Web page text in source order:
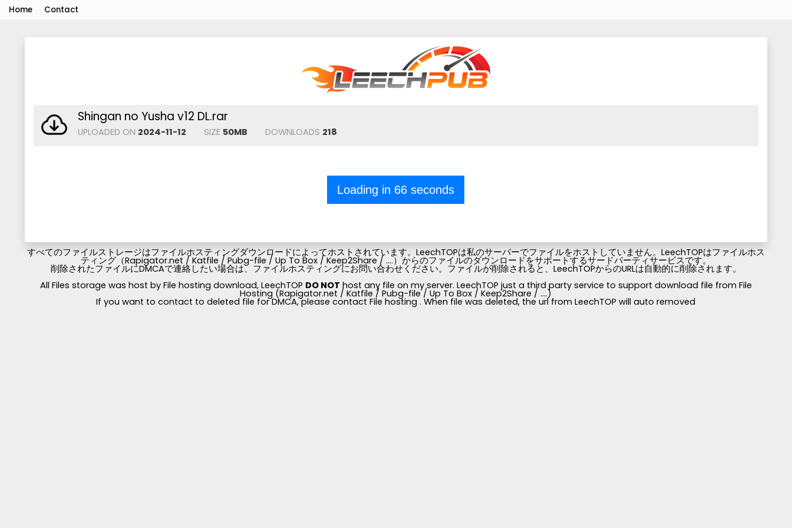
Home Contact
Shingan no Yusha v12 DL.rar
UPLOADED ON 2024-11-12 SIZE 50MB DOWNLOADS 218
Loading in 66 seconds
すべてのファイルストレージはファイルホスティングダウンロードによってホストされています。LeechTOPは私のサーバーでファイルをホストしていません。LeechTOPはファイルホス
ティング（Rapigator.net / Katfile / Pubg-file / Up To Box / Keep2Share / ....）からのファイルのダウンロードをサポートするサードパーティサービスです。
削除されたファイルにDMCAで連絡したい場合は、ファイルホスティングにお問い合わせください。ファイルが削除されると、LeechTOPからのURLは自動的に削除されます。
All Files storage was host by File hosting download, LeechTOP DO NOT host any file on my server. LeechTOP just a third party service to support download file from File
Hosting (Rapigator.net / Katfile / Pubg-file / Up To Box / Keep2Share / ....)
If you want to contact to deleted file for DMCA, please contact File hosting . When file was deleted, the url from LeechTOP will auto removed